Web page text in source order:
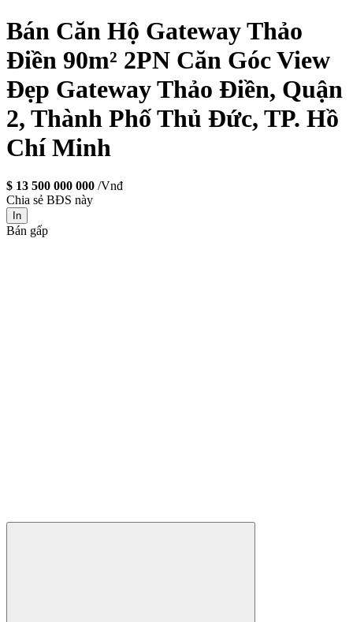
Bán Căn Hộ Gateway Thảo
Điền 90m² 2PN Căn Góc View
Đẹp Gateway Thảo Điền, Quận
2, Thành Phố Thủ Đức, TP. Hồ
Chí Minh
$ 13 500 000 000 /Vnđ
Chia sẻ BĐS này
In
Bán gấp